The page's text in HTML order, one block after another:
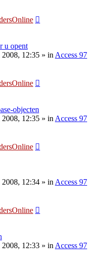
u opent
12:35 » in Access 97
objecten
12:35 » in Access 97
12:34 » in Access 97
12:33 » in Access 97